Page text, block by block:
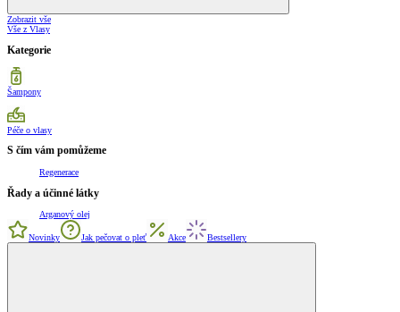
Zobrazit vše
Vše z Vlasy
Kategorie
Šampony
Péče o vlasy
S čím vám pomůžeme
Regenerace
Řady a účinné látky
Arganový olej
Novinky Jak pečovat o pleť Akce Bestsellery